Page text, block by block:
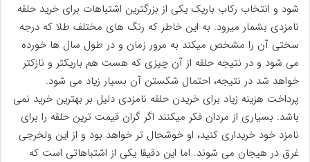
شود و انتخاب ركاب باریک یکی از بزرگترین اشتباهات برای خرید حلقه
نامزدی بشمار میرود. به این خاطر که رنگ های مختلف طلا که درجه
سختی آن را مشخص میکند به مرور زمان و در طول سال ها خورده
می شود و در نتيجه حلقه از آن چیزی که هست هم باریکتر و نازکتر
خواهد شد در نتیجه، احتمال شکستن آن بسیار زیاد می شود.
پرداخت هزینه زیاد برای خریدن حلقه نامزدی دلیل بر بهترین خرید نمی
باشد. بسیاری از مردان فکر میکنند اگر گران قیمت ترین حلقه را برای
نامزد خود خریداری کنید، او خوشحال تر خواهد بود و از این ولخرجی
غرق در هیجان می شوند. اما این دقیقا یکی از اشتباهاتی است که